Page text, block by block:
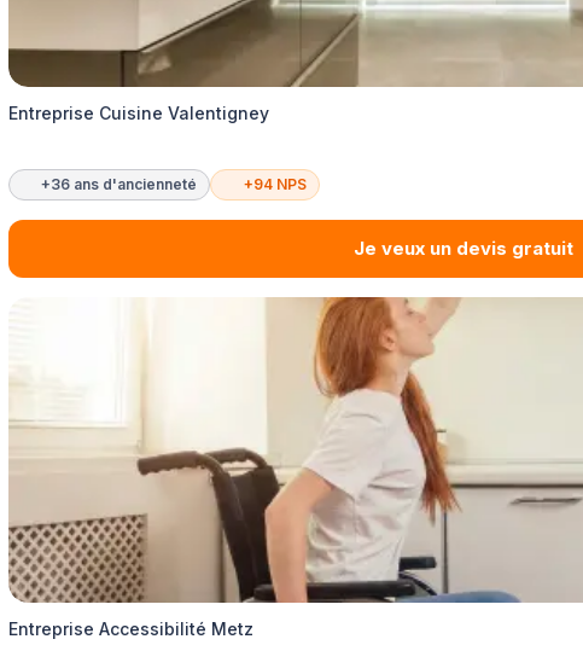
Entreprise Cuisine Valentigney
+36 ans d'ancienneté +94 NPS
Je veux un devis gratuit
Entreprise Accessibilité Metz